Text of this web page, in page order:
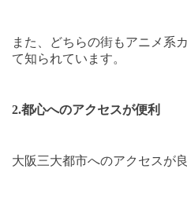
また、どちらの街もアニメ系
て知られています。
2.都心へのアクセスが便利
大阪三大都市へのアクセスが